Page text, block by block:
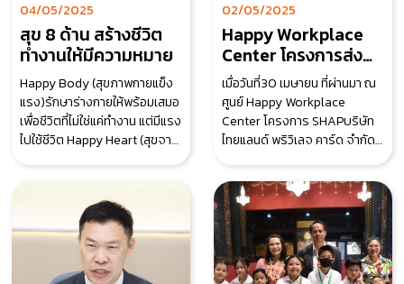
04/05/2025
สุข 8 ด้าน สร้างชีวิต
ทำงานให้มีความหมาย
Happy Body (สุขภาพกายแข็ง
แรง)รักษาร่างกายให้พร้อมเสมอ
เพื่อชีวิตที่ไม่ใช่แค่ทำงาน แต่มีแรง
ไปใช้ชีวิต Happy Heart (สุขจาก
02/05/2025
Happy Workplace
Center โครงการส่ง
เสริมสุขภาวะองค์กรใน
วิสาหกิจขนาดกลาง
และขนาดย่อ
เมื่อวันที่30 เมษายน ที่ผ่านมา ณ
ศูนย์ Happy Workplace
Center โครงการ SHAPบริษัท
ไทยแลนด์ พริวิเลจ คาร์ด จำกัด
Workplace C